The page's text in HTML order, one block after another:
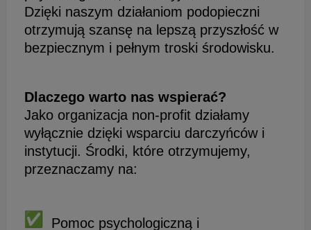
Dzięki naszym działaniom podopieczni
otrzymują szansę na lepszą przyszłość w
bezpiecznym i pełnym troski środowisku.
Dlaczego warto nas wspierać?
Jako organizacja non-profit działamy
wyłącznie dzięki wsparciu darczyńców i
instytucji. Środki, które otrzymujemy,
przeznaczamy na:
Pomoc psychologiczną i